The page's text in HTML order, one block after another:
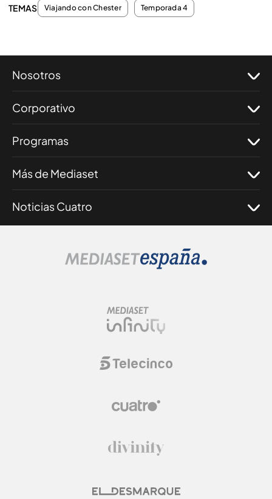
TEMAS Viajando con Chester Temporada 4
Nosotros
Corporativo
Programas
Más de Mediaset
Noticias Cuatro